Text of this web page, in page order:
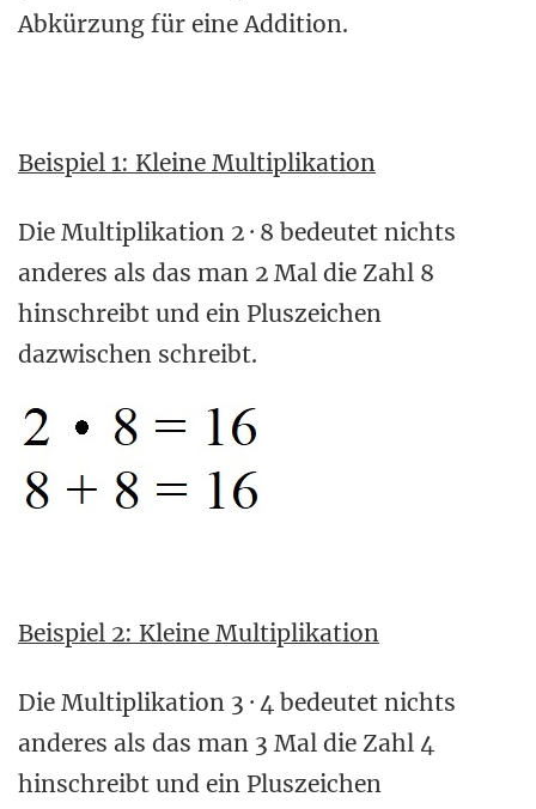
Abkürzung für eine Addition.
Beispiel 1: Kleine Multiplikation
Die Multiplikation 2 · 8 bedeutet nichts
anderes als das man 2 Mal die Zahl 8
hinschreibt und ein Pluszeichen
dazwischen schreibt.
Beispiel 2: Kleine Multiplikation
Die Multiplikation 3 · 4 bedeutet nichts
anderes als das man 3 Mal die Zahl 4
hinschreibt und ein Pluszeichen